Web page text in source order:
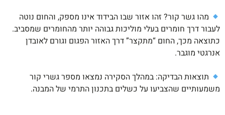
מהו גשר קור? זהו אזור שבו הבידוד אינו מספק, והחום נוטה
לעבור דרך חומרים בעלי מוליכות גבוהה יותר מהחומרים שמסביב.
כתוצאה מכך, החום “מתקצר” דרך האזור הפגום וגורם לאובדן
אנרגטי מוגבר.
תוצאות הבדיקה: במהלך הסקירה נמצאו מספר גשרי קור
משמעותיים שהצביעו על כשלים בתכנון התרמי של המבנה.